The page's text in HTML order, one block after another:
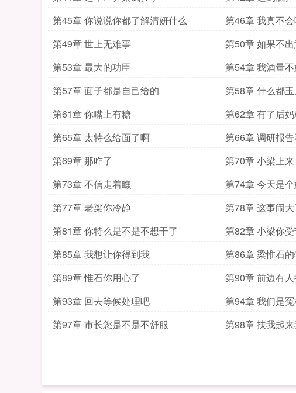
第45章 你说说你都了解清妍什么
第46章 我真不
第49章 世上无难事
第50章 如果不
第53章 最大的功臣
第54章 我酒量
第57章 面子都是自己给的
第58章 什么都
第61章 你嘴上有糖
第62章 有了后
第65章 太特么给面了啊
第66章 调研报
第69章 那咋了
第70章 小梁上来
第73章 不信走着瞧
第74章 今天是
第77章 老梁你冷静
第78章 这事闹
第81章 你特么是不是不想干了
第82章 小梁你
第85章 我想让你得到我
第86章 梁惟石
第89章 惟石你用心了
第90章 前边有
第93章 回去等候处理吧
第94章 我们是
第97章 市长您是不是不舒服
第98章 扶我起